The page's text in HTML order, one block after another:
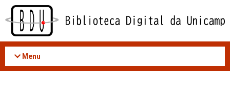
Acessar
conteúdo
Menu